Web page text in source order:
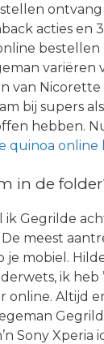
ontvang
acties en
bestellen
variëren
van
bij supers
hebben.
quinoa online
in de
Gegrilde
meest
je mobiel.
ik heb
online. Altijd
Sony Xperia